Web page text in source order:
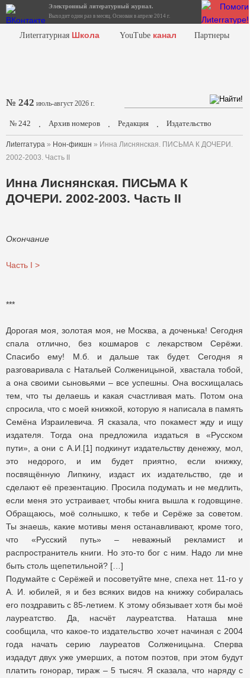
Электронный литературный журнал.
Выходит один раз в месяц. Основан в апреле 2014 г.
Лиterraтурная Школа YouTube канал Партнеры
№ 242 июль-август 2026 г.
№ 242 . Архив номеров . Редакция . Издательство
Лиterraтура » Нон-фикшн » Инна Лиснянская. ПИСЬМА К ДОЧЕРИ.
2002-2003. Часть II
Инна Лиснянская. ПИСЬМА К
ДОЧЕРИ. 2002-2003. Часть II
Окончание
Часть I >
***
Дорогая моя, золотая моя, не Москва, а доченька! Сегодня
спала отлично, без кошмаров с лекарством Серёжи.
Спасибо ему! М.б. и дальше так будет. Сегодня я
разговаривала с Натальей Солженицыной, хвастала тобой,
а она своими сыновьями – все успешны. Она восхищалась
тем, что ты делаешь и какая счастливая мать. Потом она
спросила, что с моей книжкой, которую я написала в память
Семёна Израилевича. Я сказала, что покамест жду и ищу
издателя. Тогда она предложила издаться в «Русском
пути», а они с А.И.[1] подкинут издательству денежку, мол,
это недорого, и им будет приятно, если книжку,
посвящённую Липкину, издаст их издательство, где и
сделают её презентацию. Просила подумать и не медлить,
если меня это устраивает, чтобы книга вышла к годовщине.
Обращаюсь, моё солнышко, к тебе и Серёже за советом.
Ты знаешь, какие мотивы меня останавливают, кроме того,
что «Русский путь» – неважный рекламист и
распространитель книги. Но это-то бог с ним. Надо ли мне
быть столь щепетильной? […]
Подумайте с Серёжей и посоветуйте мне, спеха нет. 11-го у
А. И. юбилей, я и без всяких видов на книжку собиралась
его поздравить с 85-летием. К этому обязывает хотя бы моё
лауреатство. Да, насчёт лауреатства. Наташа мне
сообщила, что какое-то издательство хочет начиная с 2004
года начать серию лауреатов Солженицына. Сперва
издадут двух уже умерших, а потом поэтов, при этом будут
платить гонорар, тираж – 5 тысяч. Я сказала, что наряду с